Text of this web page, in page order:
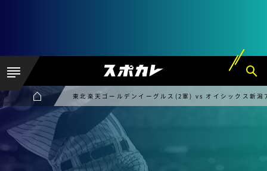
東北楽天ゴールデンイーグルス(2軍) vs オイシックス新潟